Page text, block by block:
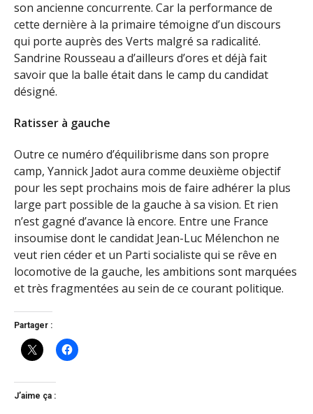
son ancienne concurrente. Car la performance de
cette dernière à la primaire témoigne d’un discours
qui porte auprès des Verts malgré sa radicalité.
Sandrine Rousseau a d’ailleurs d’ores et déjà fait
savoir que la balle était dans le camp du candidat
désigné.
Ratisser à gauche
Outre ce numéro d’équilibrisme dans son propre
camp, Yannick Jadot aura comme deuxième objectif
pour les sept prochains mois de faire adhérer la plus
large part possible de la gauche à sa vision. Et rien
n’est gagné d’avance là encore. Entre une France
insoumise dont le candidat Jean-Luc Mélenchon ne
veut rien céder et un Parti socialiste qui se rêve en
locomotive de la gauche, les ambitions sont marquées
et très fragmentées au sein de ce courant politique.
Partager :
J’aime ça :